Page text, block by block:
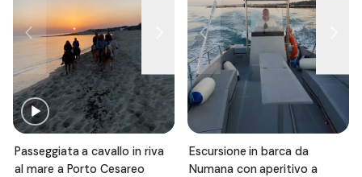
Passeggiata a cavallo in riva
al mare a Porto Cesareo
Escursione in barca da
Numana con aperitivo a